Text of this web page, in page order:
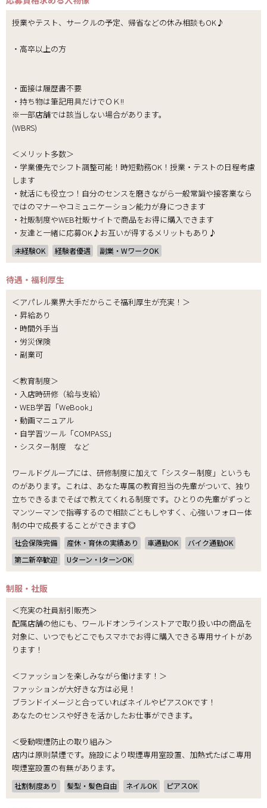
授業やテスト、サークルの予定、帰省などの休み相談もOK♪
・高卒以上の方
・面接は履歴書不要
・持ち物は筆記用具だけでＯＫ!!
※一部店舗では該当しない場合があります。
(WBRS)
＜メリット多数＞
・学業優先でシフト調整可能！時短勤務OK！授業・テストの日程考慮
します
・就活にも役立つ！自分のセンスを磨きながら一般常識や接客業なら
ではのマナーやコミュニケーション能力が身につきます
・社販制度やWEB社販サイトで商品をお得に購入できます
・友達と一緒に応募OK♪お互いが得するメリットもあり♪
未経験OK 経験者優遇 副業・WワークOK
待遇・福利厚生
＜アパレル業界大手だからこそ福利厚生が充実！＞
・昇給あり
・時間外手当
・労災保険
・副業可
＜教育制度＞
・入店時研修（給与支給）
・WEB学習「WeBook」
・動画マニュアル
・自学習ツール「COMPASS」
・シスター制度 など
ワールドグループには、研修制度に加えて「シスター制度」というも
のがあります。これは、あなた専属の教育担当の先輩がついて、独り
立ちできるまでそばで教えてくれる制度です。ひとりの先輩がずっと
マンツーマンで指導するので相談ごともしやすく、心強いフォロー体
制の中で成長することができます◎
社会保険完備 産休・育休の実績あり 車通勤OK
バイク通勤OK
第二新卒歓迎
Uターン・IターンOK
制服・社販
＜充実の社員割引販売＞
配属店舗の他にも、ワールドオンラインストアで取り扱い中の商品を
対象に、いつでもどこでもスマホでお得に購入できる専用サイトがあ
ります！
＜ファッションを楽しみながら働けます！＞
ファッションが大好きな方は必見！
ブランドイメージと合っていればネイルやピアスOKです！
あなたのセンスや好きを活かしたお仕事ができます。
＜受動喫煙防止の取り組み＞
店内は原則禁煙です。施設により喫煙専用室設置、加熱式たばこ専用
喫煙室設置の有無があります。
社割制度あり 髪型・髪色自由 ネイルOK ピアスOK